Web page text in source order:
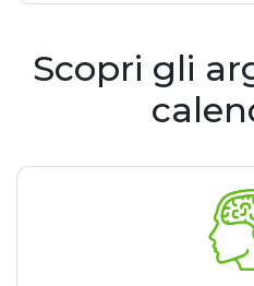
Scopri gli